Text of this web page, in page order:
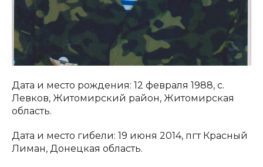
Дата и место рождения: 12 февраля 1988, с.
Левков, Житомирский район, Житомирская
область.
Дата и место гибели: 19 июня 2014, пгт Красный
Лиман, Донецкая область.